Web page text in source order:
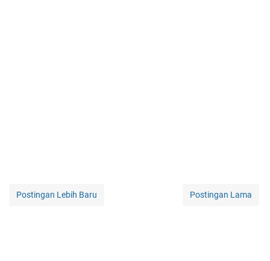
Postingan Lebih Baru Postingan Lama